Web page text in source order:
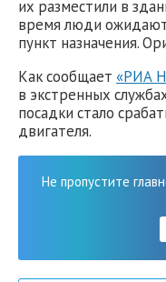
их разместили в
время люди ожидают
пункт назначения.
Как сообщает «РИА
в экстренных
посадки стало
двигателя.
Не пропустите